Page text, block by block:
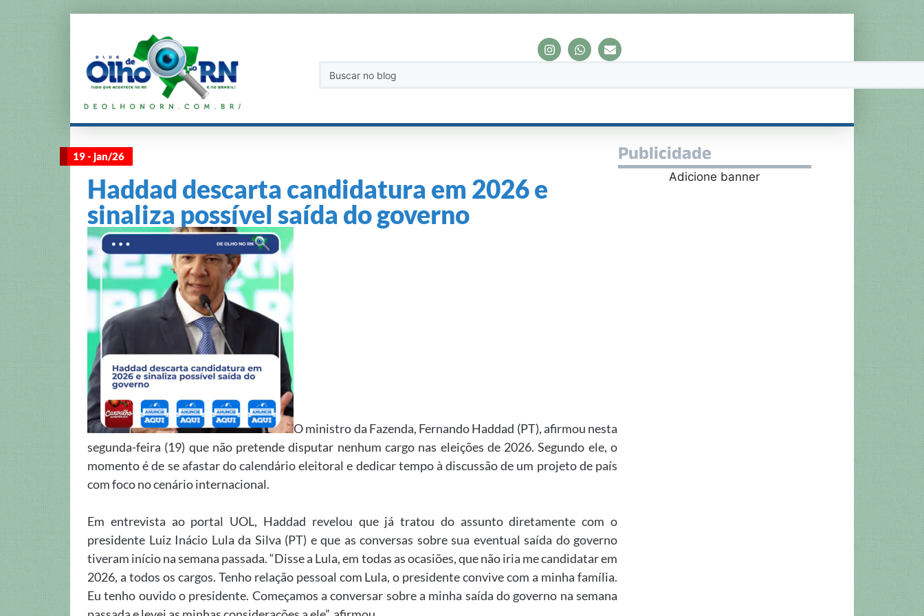
19 - jan/26
Haddad descarta candidatura em 2026 e
sinaliza possível saída do governo
O ministro da Fazenda, Fernando Haddad (PT), afirmou nesta
segunda-feira (19) que não pretende disputar nenhum cargo nas eleições de 2026. Segundo ele, o
momento é de se afastar do calendário eleitoral e dedicar tempo à discussão de um projeto de país
com foco no cenário internacional.
Em entrevista ao portal UOL, Haddad revelou que já tratou do assunto diretamente com o
presidente Luiz Inácio Lula da Silva (PT) e que as conversas sobre sua eventual saída do governo
tiveram início na semana passada. “Disse a Lula, em todas as ocasiões, que não iria me candidatar em
2026, a todos os cargos. Tenho relação pessoal com Lula, o presidente convive com a minha família.
Eu tenho ouvido o presidente. Começamos a conversar sobre a minha saída do governo na semana
Publicidade
Adicione banner